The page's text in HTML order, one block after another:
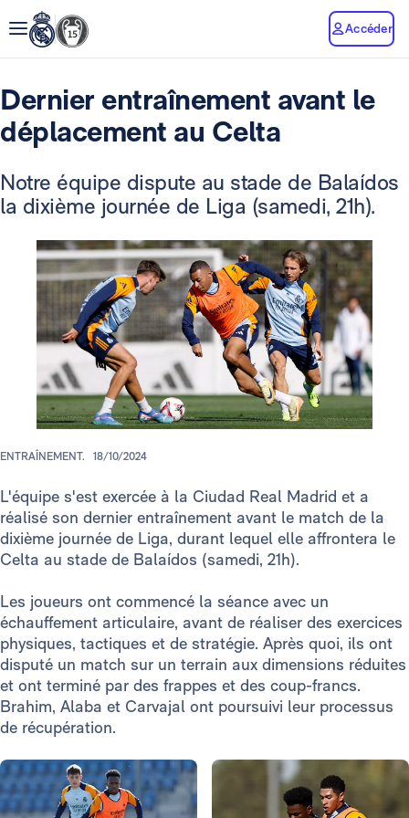
Accéder
Dernier entraînement avant le
déplacement au Celta
Notre équipe dispute au stade de Balaídos
la dixième journée de Liga (samedi, 21h).
ENTRAÎNEMENT. 18/10/2024
L'équipe s'est exercée à la Ciudad Real Madrid et a
réalisé son dernier entraînement avant le match de la
dixième journée de Liga, durant lequel elle affrontera le
Celta au stade de Balaídos (samedi, 21h).
Les joueurs ont commencé la séance avec un
échauffement articulaire, avant de réaliser des exercices
physiques, tactiques et de stratégie. Après quoi, ils ont
disputé un match sur un terrain aux dimensions réduites
et ont terminé par des frappes et des coup-francs.
Brahim, Alaba et Carvajal ont poursuivi leur processus
de récupération.